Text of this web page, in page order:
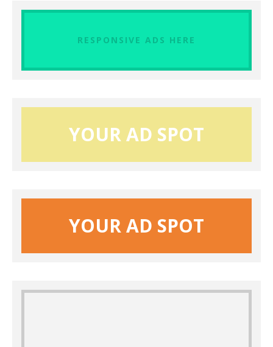
RESPONSIVE ADS HERE
YOUR AD SPOT
YOUR AD SPOT